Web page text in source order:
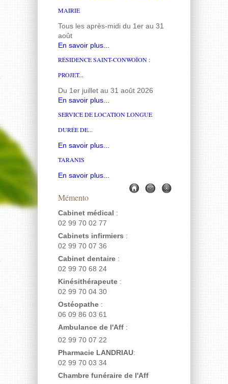
MAIRIE
Tous les après-midi du 1er au 31
août
En savoir plus...
RÉSIDENCE SAINT-CONWOÏON :
PROJET...
Du 1er juillet au 31 août 2026
En savoir plus...
SERVICE DE LOCATION LONGUE
DURÉE DE...
En savoir plus...
TARANIS
En savoir plus...
Mémento
Cabinet médical :
02 99 70 02 77
Cabinets infirmiers :
02 99 70 07 36
Cabinet dentaire :
02 99 70 68 24
Kinésithérapeute :
02 99 70 04 30
Ostéopathe :
06 09 86 03 61
Ambulance de l'Aff :
02 99 70 07 22
Pharmacie LANDRIAU:
02 99 70 03 34
Chambre funéraire de l'Aff